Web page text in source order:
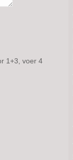
1+3, voer 4